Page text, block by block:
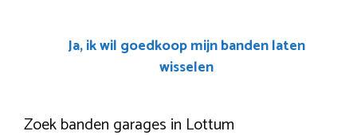
Ja, ik wil goedkoop mijn banden laten
wisselen
Zoek banden garages in Lottum